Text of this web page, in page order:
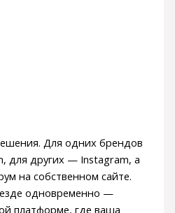
Для одних брендов
для других — Instagram, а
на собственном сайте.
одновременно —
платформе, где ваша